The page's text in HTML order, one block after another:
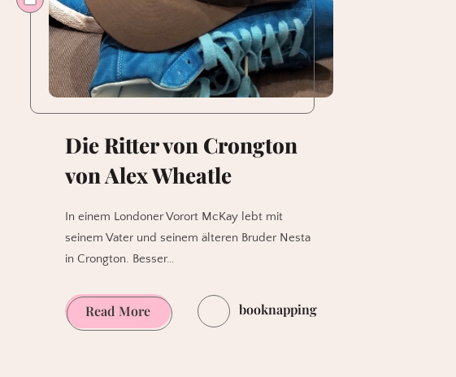
Die Ritter von Crongton
von Alex Wheatle
In einem Londoner Vorort McKay lebt mit
seinem Vater und seinem älteren Bruder Nesta
in Crongton. Besser…
Read MoreDie
Ritter
booknapping